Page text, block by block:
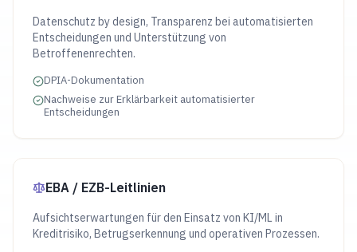
Datenschutz by design, Transparenz bei automatisierten
Entscheidungen und Unterstützung von
Betroffenenrechten.
DPIA-Dokumentation
Nachweise zur Erklärbarkeit automatisierter
Entscheidungen
EBA / EZB-Leitlinien
Aufsichtserwartungen für den Einsatz von KI/ML in
Kreditrisiko, Betrugserkennung und operativen Prozessen.